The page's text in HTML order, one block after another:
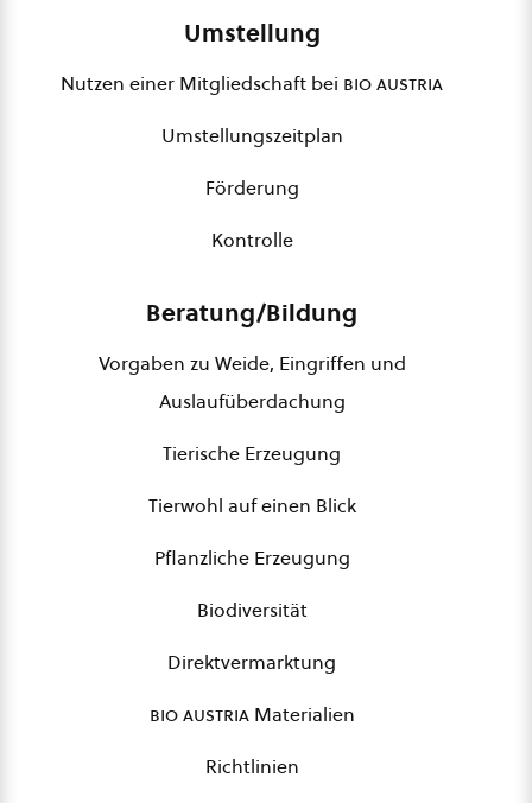
Umstellung
Nutzen einer Mitgliedschaft bei bio austria
Umstellungszeitplan
Förderung
Kontrolle
Beratung/Bildung
Vorgaben zu Weide, Eingriffen und
Auslaufüberdachung
Tierische Erzeugung
Tierwohl auf einen Blick
Pflanzliche Erzeugung
Biodiversität
Direktvermarktung
bio austriaMaterialien
Richtlinien